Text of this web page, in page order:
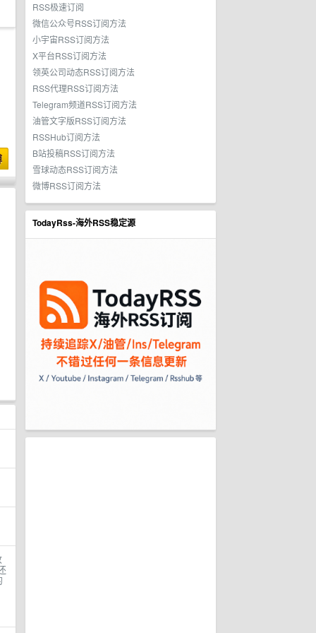
RSS极速订阅
微信公众号RSS订阅方法
小宇宙RSS订阅方法
X平台RSS订阅方法
领英公司动态RSS订阅方法
RSS代理RSS订阅方法
Telegram频道RSS订阅方法
油管文字版RSS订阅方法
RSSHub订阅方法
B站投稿RSS订阅方法
雪球动态RSS订阅方法
微博RSS订阅方法
TodayRss-海外RSS稳定源